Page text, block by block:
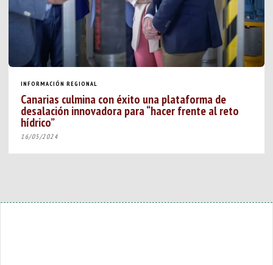
INFORMACIÓN REGIONAL
Canarias culmina con éxito una plataforma de
desalación innovadora para “hacer frente al reto
hídrico”
16/05/2024